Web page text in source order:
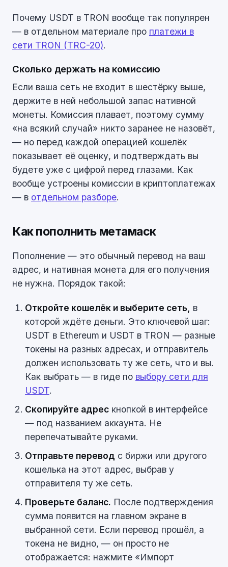
Почему USDT в TRON вообще так популярен
— в отдельном материале про платежи в
сети TRON (TRC-20).
Сколько держать на комиссию
Если ваша сеть не входит в шестёрку выше,
держите в ней небольшой запас нативной
монеты. Комиссия плавает, поэтому сумму
«на всякий случай» никто заранее не назовёт,
— но перед каждой операцией кошелёк
показывает её оценку, и подтверждать вы
будете уже с цифрой перед глазами. Как
вообще устроены комиссии в криптоплатежах
— в отдельном разборе.
Как пополнить метамаск
Пополнение — это обычный перевод на ваш
адрес, и нативная монета для его получения
не нужна. Порядок такой:
Откройте кошелёк и выберите сеть, в
которой ждёте деньги. Это ключевой шаг:
USDT в Ethereum и USDT в TRON — разные
токены на разных адресах, и отправитель
должен использовать ту же сеть, что и вы.
Как выбрать — в гиде по выбору сети для
USDT.
Скопируйте адрес кнопкой в интерфейсе
— под названием аккаунта. Не
перепечатывайте руками.
Отправьте перевод с биржи или другого
кошелька на этот адрес, выбрав у
отправителя ту же сеть.
Проверьте баланс. После подтверждения
сумма появится на главном экране в
выбранной сети. Если перевод прошёл, а
токена не видно, — он просто не
отображается: нажмите «Импорт